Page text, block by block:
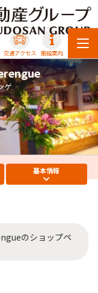
交通アクセス 施設案内
ゲ
基本情報
のショップペ